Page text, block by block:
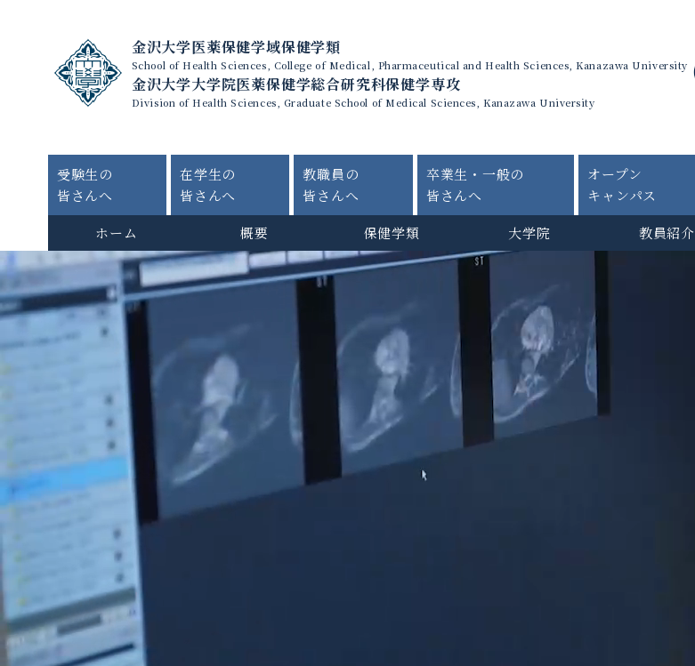
金沢大学医薬保健学域保健学類
School of Health Sciences, College of Medical, Pharmaceutical and Health Sciences, Kanazawa University
金沢大学大学院医薬保健学総合研究科保健学専攻
Division of Health Sciences, Graduate School of Medical Sciences, Kanazawa University
受験生の
皆さんへ
在学生の
皆さんへ
教職員の
皆さんへ
卒業生・一般の
皆さんへ
オープン
キャンパス
ホーム
概要 保健学類 大学院 教員紹介